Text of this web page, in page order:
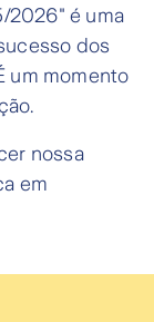
2026" é uma
dos
um momento
nossa
em